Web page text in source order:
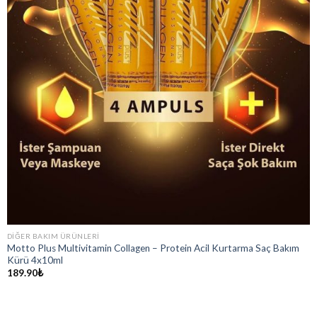
DIĞER BAKIM ÜRÜNLERI
Motto Plus Multivitamin Collagen – Protein Acil Kurtarma Saç Bakım
Kürü 4x10ml
189.90₺